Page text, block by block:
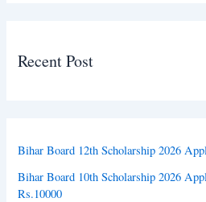
Recent Post
Bihar Board 12th Scholarship 2026
Bihar Board 10th Scholarship 2026
Rs.10000